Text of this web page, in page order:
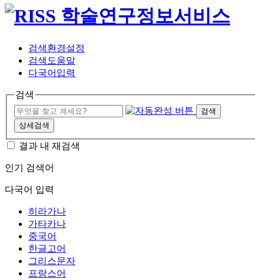
검색환경설정
검색도움말
다국어입력
검색
검색
상세검색
결과 내 재검색
인기 검색어
다국어 입력
히라가나
가타카나
중국어
한글고어
그리스문자
프랑스어